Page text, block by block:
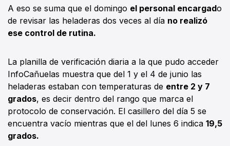
A eso se suma que el domingo el personal encargado
de revisar las heladeras dos veces al día no realizó
ese control de rutina.
La planilla de verificación diaria a la que pudo acceder
InfoCañuelas muestra que del 1 y el 4 de junio las
heladeras estaban con temperaturas de entre 2 y 7
grados, es decir dentro del rango que marca el
protocolo de conservación. El casillero del día 5 se
encuentra vacío mientras que el del lunes 6 indica 19,5
grados.